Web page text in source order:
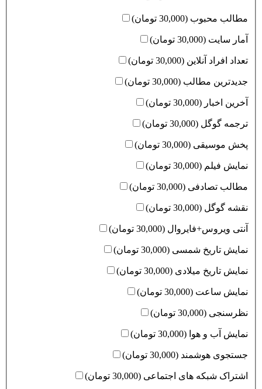
مطالب محبوب (30,000 تومان)
آمار سایت (30,000 تومان)
تعداد افراد آنلاین (30,000 تومان)
جدیدترین مطالب (30,000 تومان)
آخرین اخبار (30,000 تومان)
ترجمه گوگل (30,000 تومان)
پخش موسیقی (30,000 تومان)
نمایش فیلم (30,000 تومان)
مطالب تصادفی (30,000 تومان)
نقشه گوگل (30,000 تومان)
آنتی ویروس+فایروال (30,000 تومان)
نمایش تاریخ شمسی (30,000 تومان)
نمایش تاریخ میلادی (30,000 تومان)
نمایش ساعت (30,000 تومان)
نظرسنجی (30,000 تومان)
نمایش آب و هوا (30,000 تومان)
جستجوی هوشمند (30,000 تومان)
اشتراک شبکه های اجتماعی (30,000 تومان)